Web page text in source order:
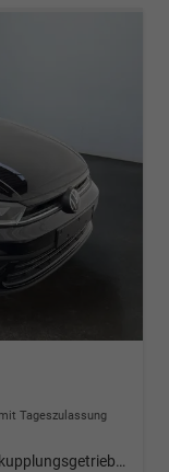
Tageszulassung
Doppelkupplungsgetriebe (DSG)